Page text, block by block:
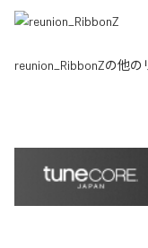
reunion_RibbonZの他の